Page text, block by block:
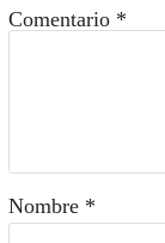
Comentario *
Nombre *